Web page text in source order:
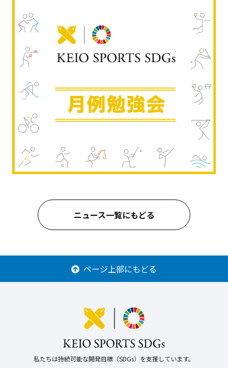
ニュース一覧にもどる
ページ上部にもどる
私たちは持続可能な開発目標（SDGs）を支援しています。